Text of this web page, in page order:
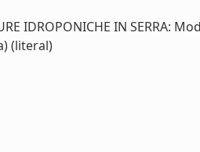
IDROPONICHE IN SERRA:
(literal)